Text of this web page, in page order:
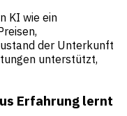
KI wie ein
der Unterkunft
unterstützt,
Erfahrung lernt